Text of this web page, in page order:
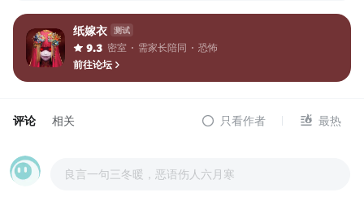
纸嫁衣 测试
9.3 密室 需家长陪同
恐怖
前往论坛
评论 相关 只看作者 最热
良言一句三冬暖，恶语伤人六月寒